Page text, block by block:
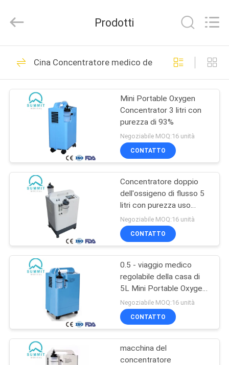
CASA
PRODOTTI
MOSTRA
CIRCA
FABBRICA
CONTROLLO
QUALITÀ
CONTATTICI
Medical
Rights
Lancetta di sangue
di sicurezza
111
Lancetta di sangue
di torsione
38
Penna della lancetta
di sangue
35
Prodotti
Cina Concentratore medico dell'ossigeno
Mini Portable Oxygen
Concentrator 3 litri con
purezza di 93%
Negoziabile MOQ:16 unità
CONTATTO
Concentratore doppio
dell'ossigeno di flusso 5
litri con purezza uso
medico/domestico di
93±3%
Negoziabile MOQ:16 unità
CONTATTO
0.5 - viaggio medico
regolabile della casa di
5L Mini Portable Oxygen
Concentrator For
Negoziabile MOQ:16 unità
CONTATTO
macchina del
concentratore